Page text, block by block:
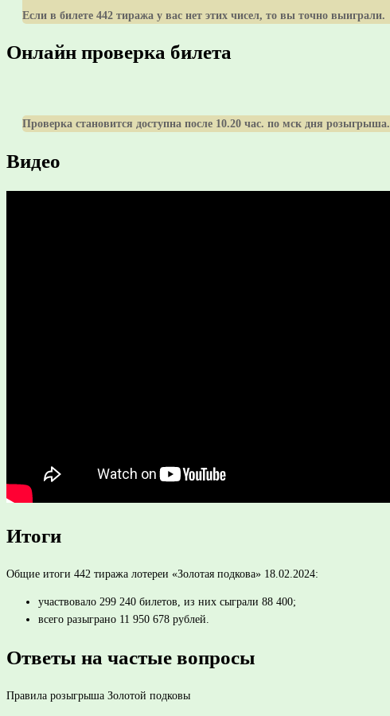
Если в билете 442 тиража у вас нет этих чисел, то вы точно выиграли.
Онлайн проверка билета
Проверка становится доступна после 10.20 час. по мск дня розыгрыша.
Видео
Итоги
Общие итоги 442 тиража лотереи «Золотая подкова» 18.02.2024:
участвовало 299 240 билетов, из них сыграли 88 400;
всего разыграно 11 950 678 рублей.
Ответы на частые вопросы
Правила розыгрыша Золотой подковы